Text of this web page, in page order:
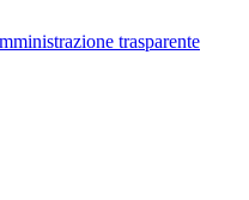
trasparente